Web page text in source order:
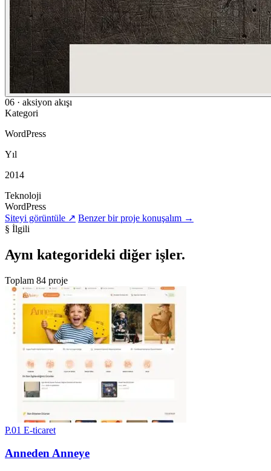
06 · aksiyon akışı
Kategori
WordPress
Yıl
2014
Teknoloji
WordPress
Siteyi görüntüle ↗ Benzer bir proje konuşalım →
§ İlgili
Aynı kategorideki diğer işler.
Toplam 84 proje
P.01 E-ticaret
Anneden Anneye